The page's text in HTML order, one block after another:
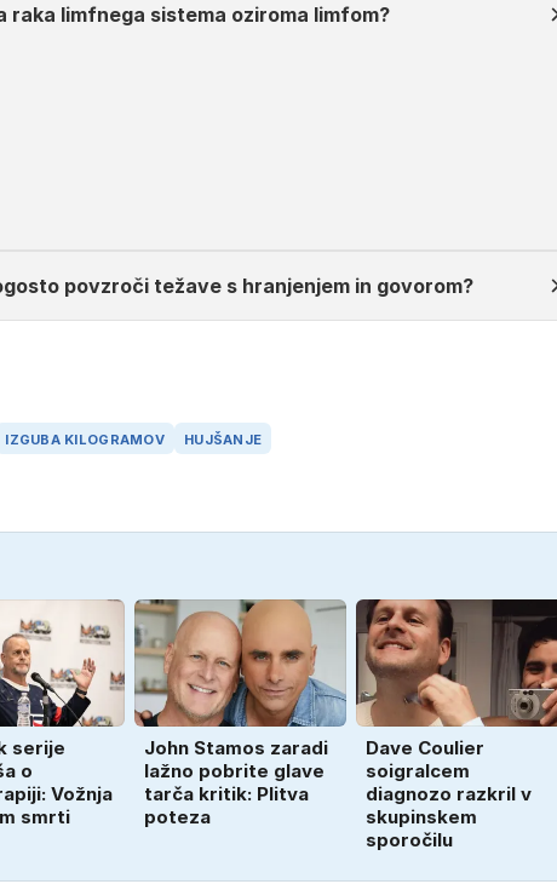
raka limfnega sistema oziroma limfom?
povzroči težave s hranjenjem in govorom?
IZGUBA KILOGRAMOV HUJŠANJE
serije
o
Vožnja
smrti
John Stamos zaradi
lažno pobrite glave
tarča kritik: Plitva
poteza
Dave Coulier
soigralcem
diagnozo razkril v
skupinskem
sporočilu